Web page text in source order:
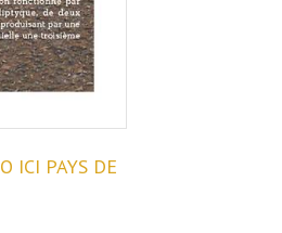
ICI PAYS DE